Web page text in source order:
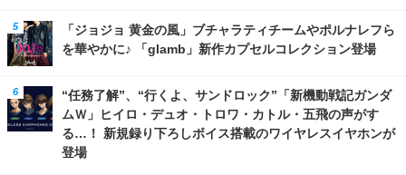
「ジョジョ 黄金の風」ブチャラティチームやポルナレフら
を華やかに♪ 「glamb」新作カプセルコレクション登場
“任務了解”、“行くよ、サンドロック”「新機動戦記ガンダ
ムＷ」ヒイロ・デュオ・トロワ・カトル・五飛の声がす
る…！ 新規録り下ろしボイス搭載のワイヤレスイヤホンが
登場